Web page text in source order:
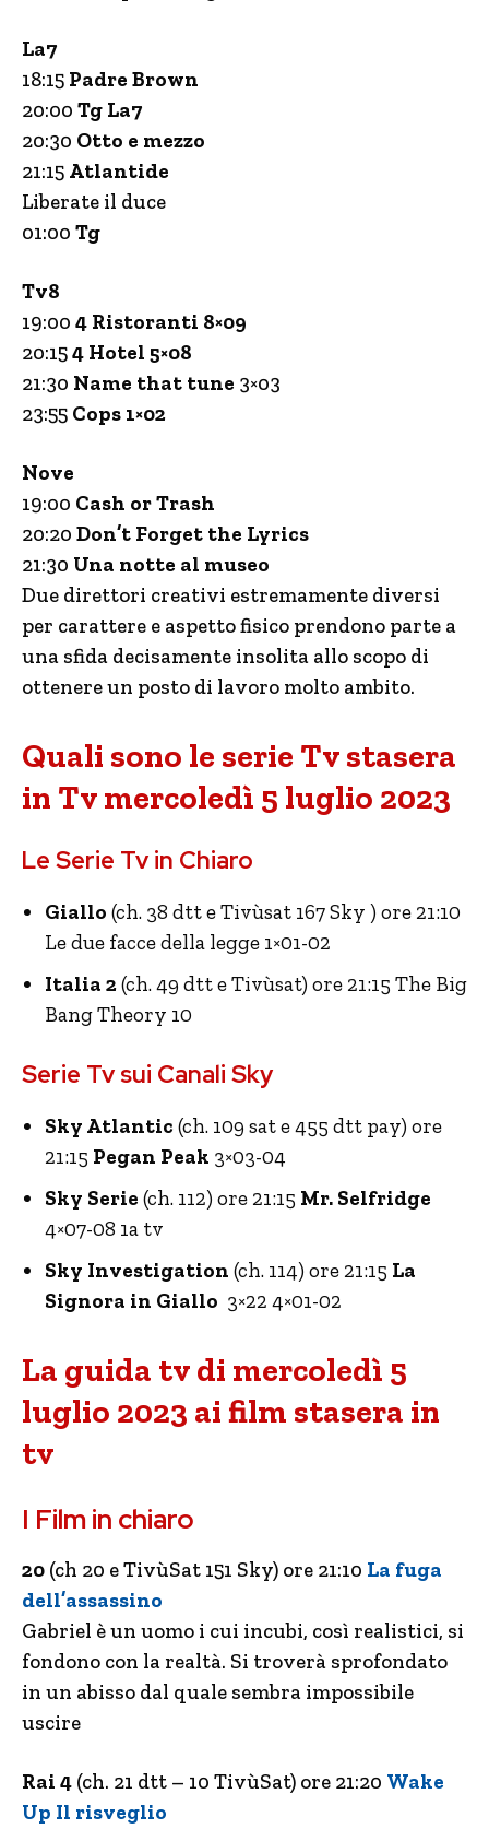
La7
18:15 Padre Brown
20:00 Tg La7
20:30 Otto e mezzo
21:15 Atlantide
Liberate il duce
01:00 Tg
Tv8
19:00 4 Ristoranti 8×09
20:154 Hotel 5×08
21:30 Name that tune 3×03
23:55 Cops 1×02
Nove
19:00 Cash or Trash
20:20 Don’t Forget the Lyrics
21:30 Una notte al museo
Due direttori creativi estremamente diversi
per carattere e aspetto fisico prendono parte a
una sfida decisamente insolita allo scopo di
ottenere un posto di lavoro molto ambito.
Quali sono le serie Tv stasera
in Tv mercoledì 5 luglio 2023
Le Serie Tv in Chiaro
Giallo (ch. 38 dtt e Tivùsat 167 Sky ) ore 21:10
Le due facce della legge 1×01-02
Italia 2(ch. 49 dtt e Tivùsat) ore 21:15 The Big
Bang Theory 10
Serie Tv sui Canali Sky
Sky Atlantic (ch. 109 sat e 455 dtt pay) ore
21:15 Pegan Peak 3×03-04
Sky Serie (ch. 112) ore 21:15 Mr. Selfridge
4×07-08 1a tv
Sky Investigation (ch. 114) ore 21:15 La
Signora in Giallo 3×22 4×01-02
La guida tv di mercoledì 5
luglio 2023 ai film stasera in
tv
I Film in chiaro
20 (ch 20 e TivùSat 151 Sky) ore 21:10 La fuga
dell’assassino
Gabriel è un uomo i cui incubi, così realistici, si
fondono con la realtà. Si troverà sprofondato
in un abisso dal quale sembra impossibile
uscire
Rai 4 (ch. 21 dtt – 10 TivùSat) ore 21:20 Wake
Up Il risveglio